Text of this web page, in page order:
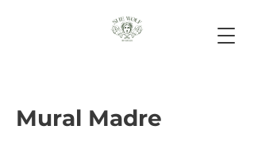
Mural Madre